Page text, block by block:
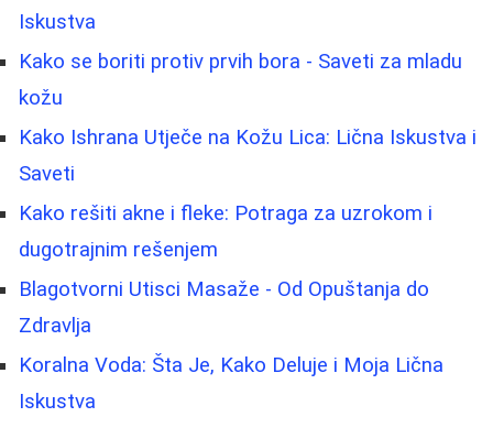
Iskustva
Kako se boriti protiv prvih bora - Saveti za mladu
kožu
Kako Ishrana Utječe na Kožu Lica: Lična Iskustva i
Saveti
Kako rešiti akne i fleke: Potraga za uzrokom i
dugotrajnim rešenjem
Blagotvorni Utisci Masaže - Od Opuštanja do
Zdravlja
Koralna Voda: Šta Je, Kako Deluje i Moja Lična
Iskustva